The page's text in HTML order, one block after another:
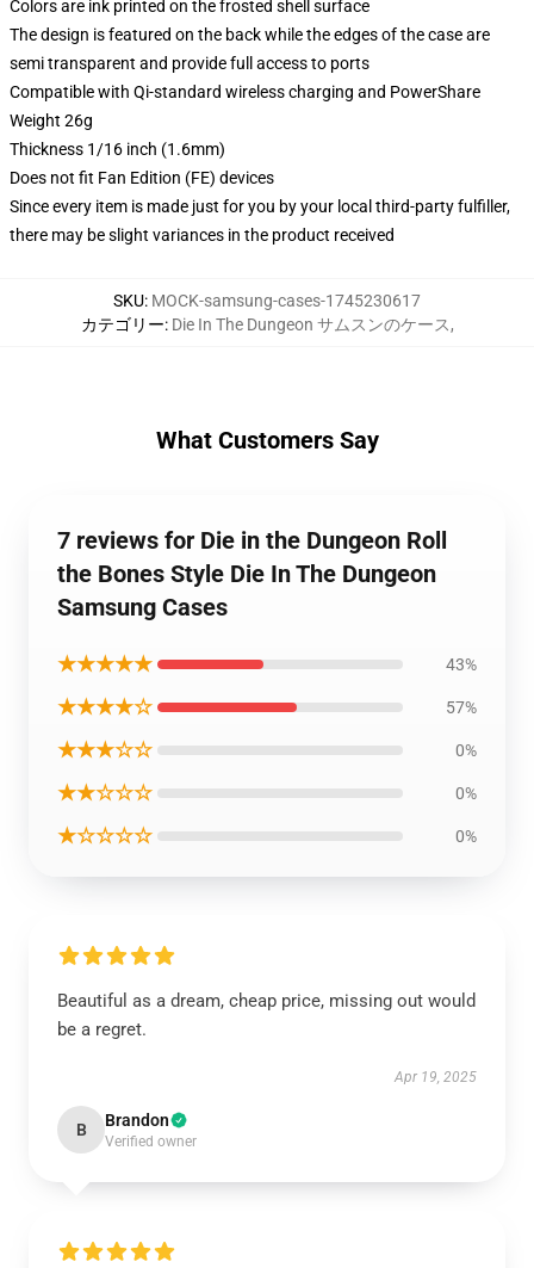
Colors are ink printed on the frosted shell surface
The design is featured on the back while the edges of the case are
semi transparent and provide full access to ports
Compatible with Qi-standard wireless charging and PowerShare
Weight 26g
Thickness 1/16 inch (1.6mm)
Does not fit Fan Edition (FE) devices
Since every item is made just for you by your local third-party fulfiller,
there may be slight variances in the product received
SKU: MOCK-samsung-cases-1745230617
カテゴリー: Die In The Dungeon サムスンのケース,
What Customers Say
7 reviews for Die in the Dungeon Roll
the Bones Style Die In The Dungeon
Samsung Cases
★★★★★ 43%
★★★★☆ 57%
★★★☆☆ 0%
★★☆☆☆ 0%
★☆☆☆☆ 0%
Beautiful as a dream, cheap price, missing out would
be a regret.
Apr 19, 2025
B Brandon
Verified owner